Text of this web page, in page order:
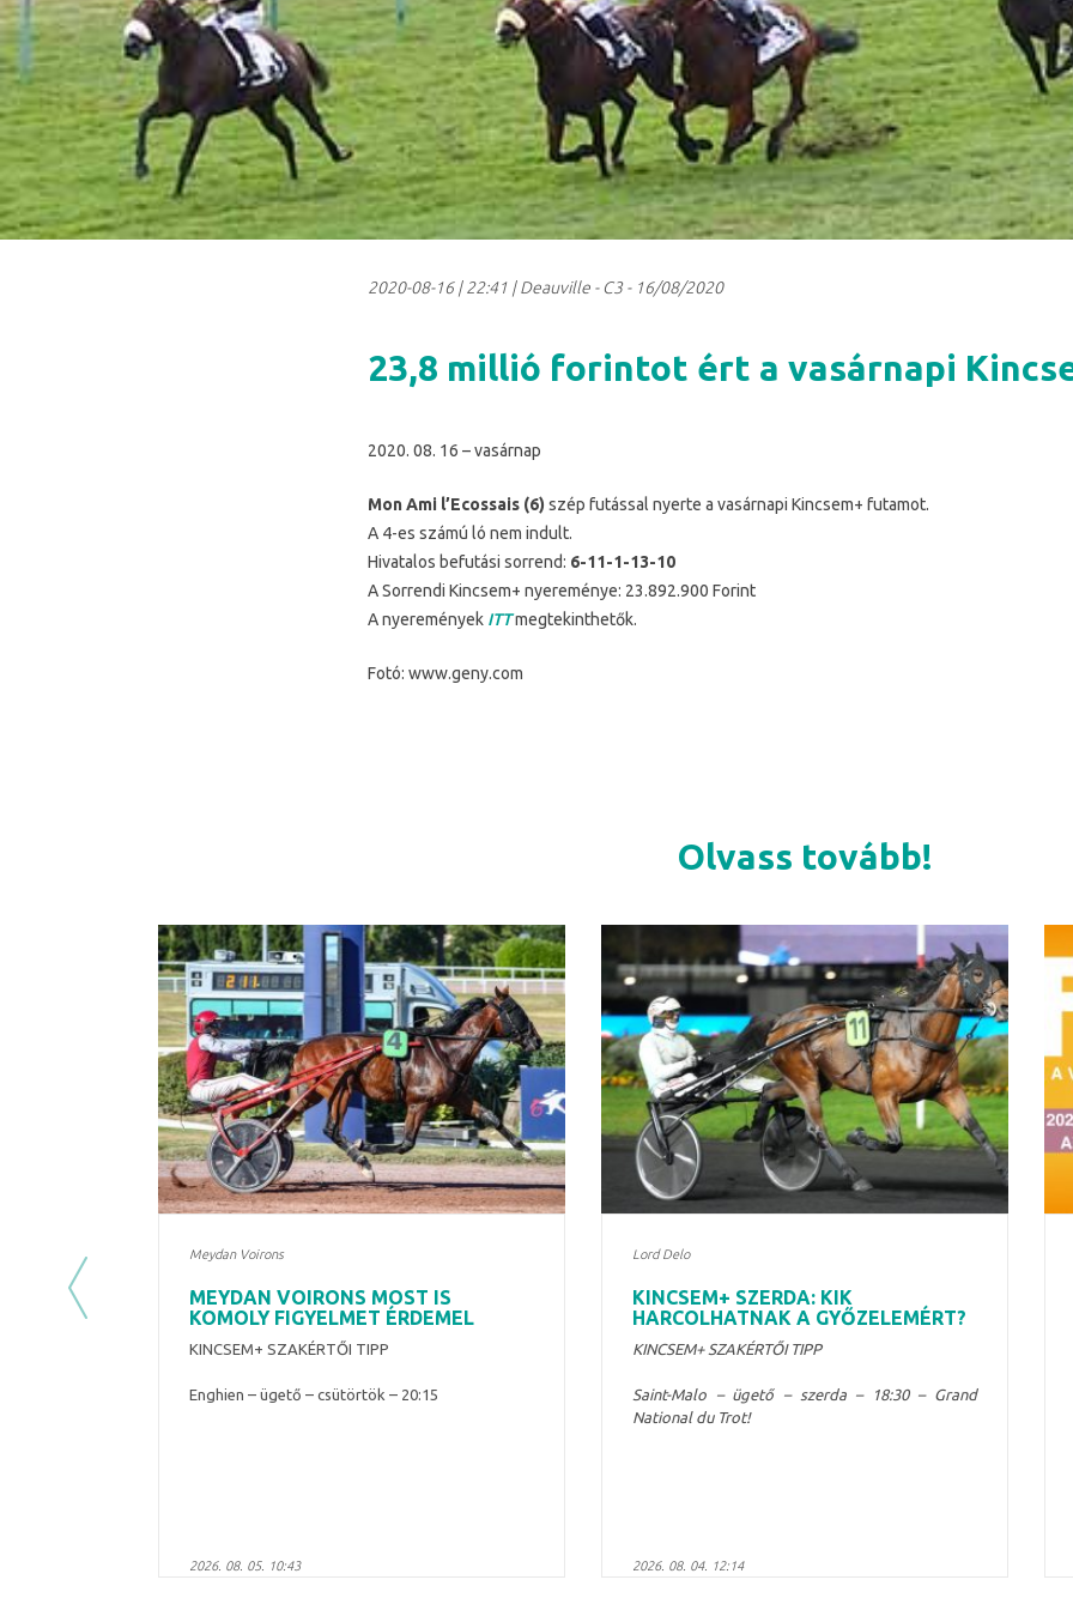
2020-08-16|22:41 | Deauville - C3 - 16/08/2020
23,8 millió forintot ért a vasárnapi
2020. 08. 16 – vasárnap
Mon Ami l’Ecossais (6) szép futással nyerte a vasárnapi Kincsem+ futamot.
A 4-es számú ló nem indult.
Hivatalos befutási sorrend: 6-11-1-13-10
A Sorrendi Kincsem+ nyereménye: 23.892.900 Forint
A nyeremények ITTmegtekinthetők.
Fotó: www.geny.com
Olvass tovább!
Meydan Voirons
MEYDAN VOIRONS MOST IS
KOMOLY FIGYELMET ÉRDEMEL
KINCSEM+ SZAKÉRTŐI TIPP
Enghien – ügető – csütörtök – 20:15
2026. 08. 05. 10:43
Lord Delo
KINCSEM+ SZERDA: KIK
HARCOLHATNAK A GYŐZELEMÉRT?
KINCSEM+ SZAKÉRTŐI TIPP
Saint-Malo – ügető – szerda – 18:30 – Grand
National du Trot!
2026. 08. 04. 12:14
Previous